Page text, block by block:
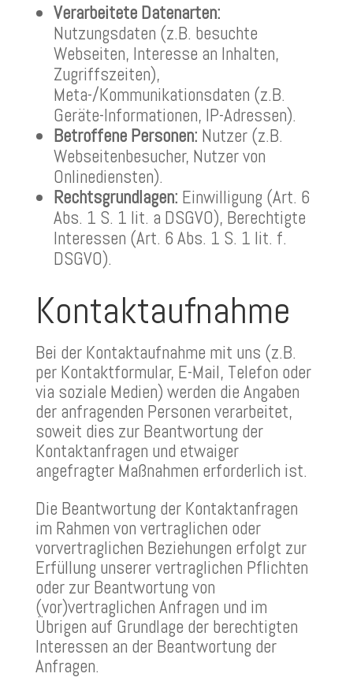
Verarbeitete Datenarten:
Nutzungsdaten (z.B. besuchte
Webseiten, Interesse an Inhalten,
Zugriffszeiten),
Meta-/Kommunikationsdaten (z.B.
Geräte-Informationen, IP-Adressen).
Betroffene Personen: Nutzer (z.B.
Webseitenbesucher, Nutzer von
Onlinediensten).
Rechtsgrundlagen: Einwilligung (Art. 6
Abs. 1 S. 1 lit. a DSGVO), Berechtigte
Interessen (Art. 6 Abs. 1 S. 1 lit. f.
DSGVO).
Kontaktaufnahme
Bei der Kontaktaufnahme mit uns (z.B.
per Kontaktformular, E-Mail, Telefon oder
via soziale Medien) werden die Angaben
der anfragenden Personen verarbeitet,
soweit dies zur Beantwortung der
Kontaktanfragen und etwaiger
angefragter Maßnahmen erforderlich ist.
Die Beantwortung der Kontaktanfragen
im Rahmen von vertraglichen oder
vorvertraglichen Beziehungen erfolgt zur
Erfüllung unserer vertraglichen Pflichten
oder zur Beantwortung von
(vor)vertraglichen Anfragen und im
Übrigen auf Grundlage der berechtigten
Interessen an der Beantwortung der
Anfragen.